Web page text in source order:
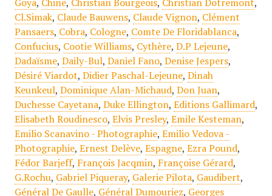
Cl.Simak, Claude Bauwens, Claude Vignon, Clément
Pansaers, Cobra, Cologne, Comte De Floridablanca,
Confucius, Cootie Williams, Cythère, D.P Lejeune,
Dadaïsme, Daily-Bul, Daniel Fano, Denise Jespers,
Désiré Viardot, Didier Paschal-Lejeune, Dinah
Keunkeul, Dominique Alan-Michaud, Don Juan,
Duchesse Cayetana, Duke Ellington, Editions Gallimard,
Elisabeth Roudinesco, Elvis Presley, Emile Kesteman,
Emilio Scanavino - Photographie, Emilio Vedova -
Photographie, Ernest Delève, Espagne, Ezra Pound,
Fédor Barjeff, François Jacqmin, Françoise Gérard,
G.Rochu, Gabriel Piqueray, Galerie Pilota, Gaudibert,
Général De Gaulle, Général Dumouriez, Georges